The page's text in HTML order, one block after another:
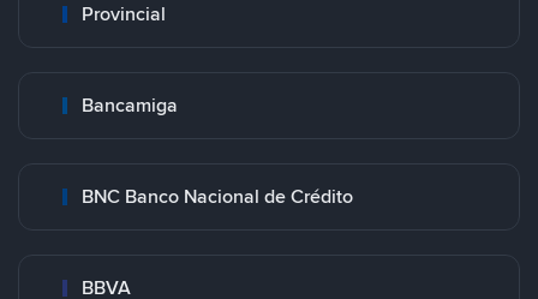
Provincial
Bancamiga
BNC Banco Nacional de Crédito
BBVA